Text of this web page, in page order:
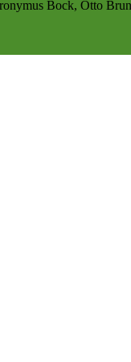
Bock, Otto